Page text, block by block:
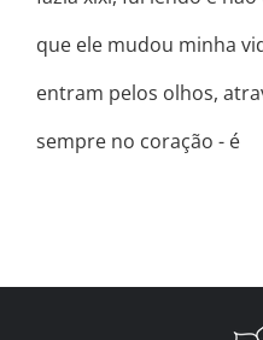
que ele mudou minha
entram pelos olhos,
sempre no coração - é